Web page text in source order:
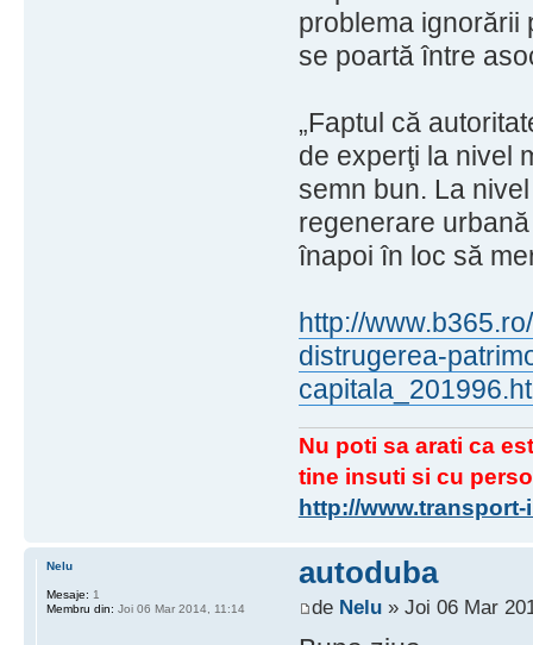
problema ignorării
se poartă între
„Faptul că
de experţi la nivel
semn bun. La
regenerare
înapoi în loc să
http://
distrugerea-
Nu poti sa arati ca
tine insuti si cu
http://
autoduba
de Nelu» Joi 06 Mar
Nelu
Mesaje: 1
Membru din: Joi 06 Mar 2014, 11:14